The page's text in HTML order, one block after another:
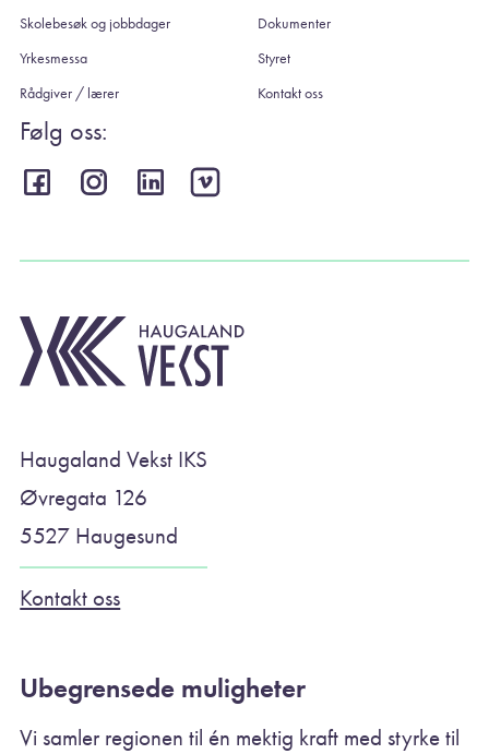
Skolebesøk og jobbdager
Yrkesmessa
Rådgiver / lærer
Dokumenter
Styret
Kontakt oss
Følg oss:
Haugaland Vekst IKS
Øvregata 126
5527 Haugesund
Kontakt oss
Ubegrensede muligheter
Vi samler regionen til én mektig kraft med styrke til